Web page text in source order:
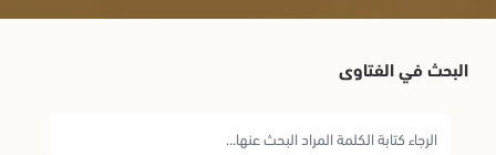
البحث في الفتاوى